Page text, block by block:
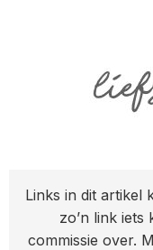
Links in dit artikel
zo’n link iets
commissie over.